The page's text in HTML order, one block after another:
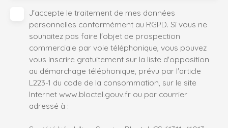
J'accepte le traitement de mes données
personnelles conformément au RGPD. Si vous ne
souhaitez pas faire l'objet de prospection
commerciale par voie téléphonique, vous pouvez
vous inscrire gratuitement sur la liste d'opposition
au démarchage téléphonique, prévu par l'article
L223-1 du code de la consommation, sur le site
Internet www.bloctel.gouv.fr ou par courrier
adressé à :